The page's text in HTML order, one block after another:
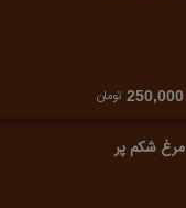
250,000 تومان
مرغ شکم پر